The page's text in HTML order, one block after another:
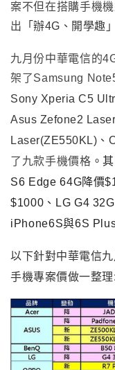
案不但在搭購手機
出 「辦4G、開學趣
九月份中華電信的
架了Samsung
Sony Xperia C5
Asus Zefone2
Laser(ZE550KL) 、
了九款手機價格 。
S6 Edge 64G降價
$1000、LG G4
iPhone6S與6S
以下針對中華電信
手機專案價做一整理: